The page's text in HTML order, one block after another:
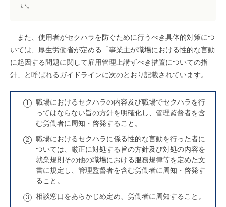
い。
また、使用者がセクハラを防ぐために行うべき具体的対策につ
いては、厚生労働省が定める「事業主が職場における性的な言動
に起因する問題に関して雇用管理上講ずべき措置についての指
針」と呼ばれるガイドラインに次のとおり記載されています。
職場におけるセクハラの内容及び職場でセクハラを行
ってはならない旨の方針を明確化し、管理監督者を含
む労働者に周知・啓発すること。
職場におけるセクハラに係る性的な言動を行った者に
ついては、厳正に対処する旨の方針及び対処の内容を
就業規則その他の職場における服務規律等を定めた文
書に規定し、管理監督者を含む労働者に周知・啓発す
ること。
相談窓口をあらかじめ定め、労働者に周知すること。